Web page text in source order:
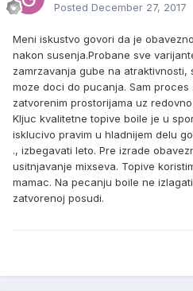
Posted December 27, 2017
Meni iskustvo govori da je
nakon susenja.Probane sve
zamrzavanja gube na atraktivnosti,
moze doci do pucanja. Sam
zatvorenim prostorijama uz
Kljuc kvalitetne topive boile je u
isklucivo pravim u hladnijem delu
., izbegavati leto. Pre izrade
usitnjavanje mixseva. Topive
mamac. Na pecanju boile ne
zatvorenoj posudi.